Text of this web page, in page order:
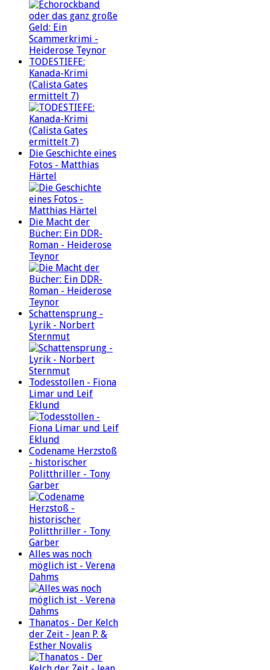
TODESTIEFE:
Kanada-Krimi
(Calista Gates
ermittelt 7)
Die Geschichte eines
Fotos - Matthias
Härtel
Die Macht der
Bücher: Ein DDR-
Roman - Heiderose
Teynor
Schattensprung -
Lyrik - Norbert
Sternmut
Todesstollen - Fiona
Limar und Leif
Eklund
Codename Herzstoß
- historischer
Politthriller - Tony
Garber
Alles was noch
möglich ist - Verena
Dahms
Thanatos - Der Kelch
der Zeit - Jean P. &
Esther Novalis